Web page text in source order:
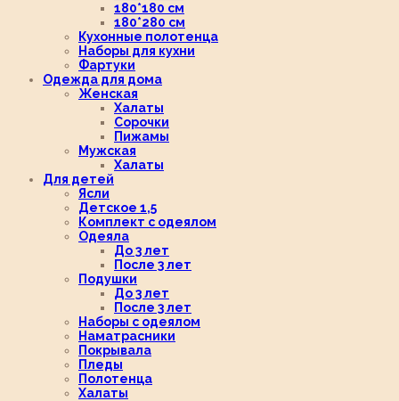
180*180 см
180*280 см
Кухонные полотенца
Наборы для кухни
Фартуки
Одежда для дома
Женская
Халаты
Сорочки
Пижамы
Мужская
Халаты
Для детей
Ясли
Детское 1,5
Комплект с одеялом
Одеяла
До 3 лет
После 3 лет
Подушки
До 3 лет
После 3 лет
Наборы с одеялом
Наматрасники
Покрывала
Пледы
Полотенца
Халаты